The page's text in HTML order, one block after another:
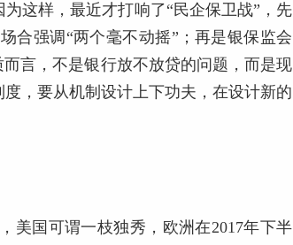
这样，最近才打响了“民企保卫战”，先
合强调“两个毫不动摇”；再是银保监会
言，不是银行放不放贷的问题，而是现
，要从机制设计上下功夫，在设计新的
美国可谓一枝独秀，欧洲在2017年下半